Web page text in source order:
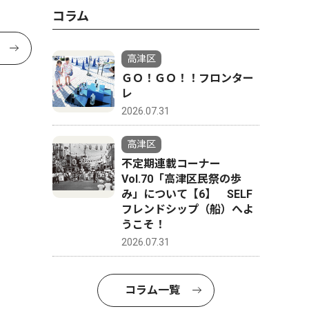
コラム
高津区
ＧＯ！ＧＯ！！フロンター
レ
2026.07.31
高津区
不定期連載コーナー
Vol.70「高津区民祭の歩
み」について【6】 SELF
フレンドシップ（船）へよ
うこそ！
2026.07.31
コラム一覧